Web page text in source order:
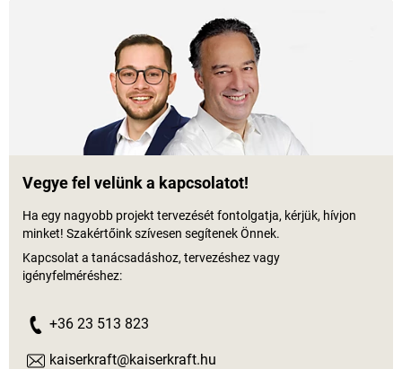
Vegye fel velünk a kapcsolatot!
Ha egy nagyobb projekt tervezését fontolgatja, kérjük, hívjon
minket! Szakértőink szívesen segítenek Önnek.
Kapcsolat a tanácsadáshoz, tervezéshez vagy
igényfelméréshez:
+36 23 513 823
kaiserkraft@kaiserkraft.hu